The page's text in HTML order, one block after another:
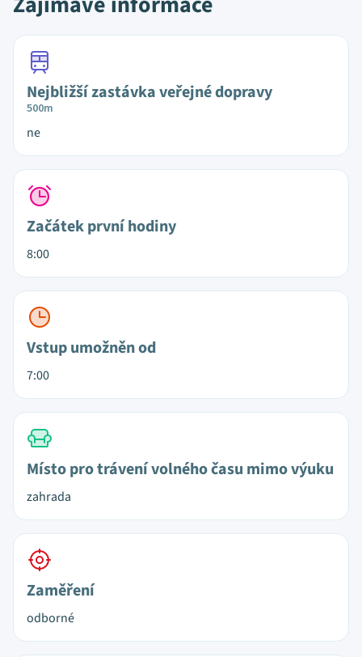
Nejbližší zastávka veřejné dopravy
500m
ne
Začátek první hodiny
8:00
Vstup umožněn od
7:00
Místo pro trávení volného času mimo výuku
zahrada
Zaměření
odborné